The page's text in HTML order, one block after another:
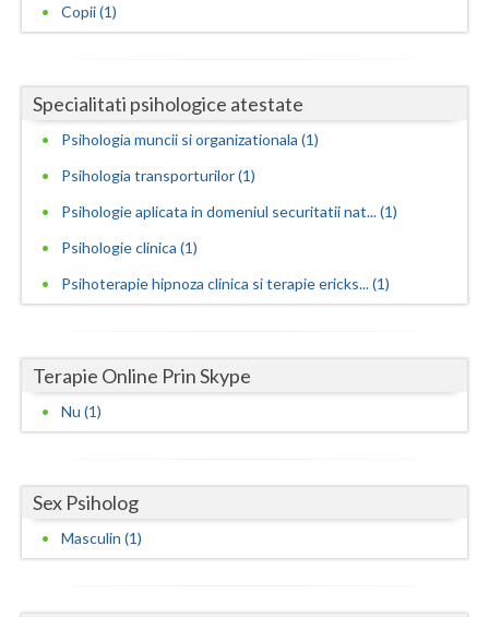
Tulcea
Valcea
Vaslui
Vrancea
Copii (1)
Specialitati psihologice atestate
Psihologia muncii si organizationala (1)
Psihologia transporturilor (1)
Psihologie aplicata in domeniul securitatii nat... (1)
Psihologie clinica (1)
Psihoterapie hipnoza clinica si terapie ericks... (1)
Terapie Online Prin Skype
Nu (1)
Sex Psiholog
Masculin (1)